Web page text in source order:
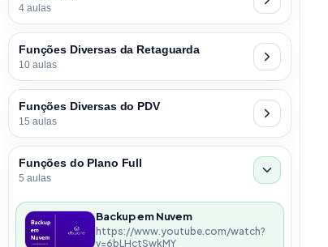
4 aulas
Funções Diversas da Retaguarda
10 aulas
Funções Diversas do PDV
15 aulas
Funções do Plano Full
5 aulas
Backup em Nuvem
https://www.youtube.com/watch?
v=6bLHctSwkMY